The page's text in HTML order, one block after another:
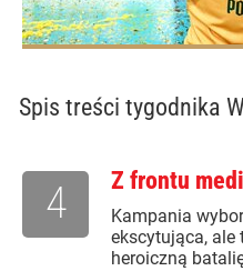
Spis treści tygodnika
Z frontu
Kampania
ekscytująca, ale
heroiczną
4